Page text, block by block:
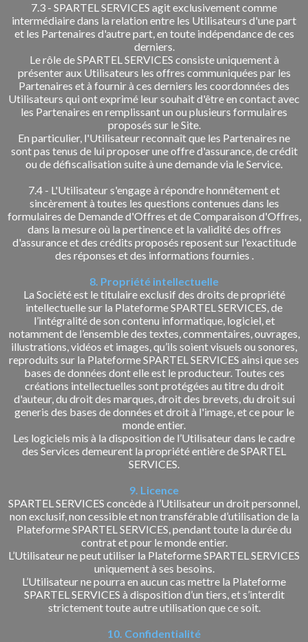
7.3 - SPARTEL SERVICES agit exclusivement comme
intermédiaire dans la relation entre les Utilisateurs d'une part
et les Partenaires d'autre part, en toute indépendance de ces
derniers.
Le rôle de SPARTEL SERVICES consiste uniquement à
présenter aux Utilisateurs les offres communiquées par les
Partenaires et à fournir à ces derniers les coordonnées des
Utilisateurs qui ont exprimé leur souhait d'être en contact avec
les Partenaires en remplissant un ou plusieurs formulaires
proposés sur le Site.
En particulier, l'Utilisateur reconnaît que les Partenaires ne
sont pas tenus de lui proposer une offre d'assurance, de crédit
ou de défiscalisation suite à une demande via le Service.
7.4 - L'Utilisateur s'engage à répondre honnêtement et
sincèrement à toutes les questions contenues dans les
formulaires de Demande d'Offres et de Comparaison d'Offres,
dans la mesure où la pertinence et la validité des offres
d'assurance et des crédits proposés reposent sur l'exactitude
des réponses et des informations fournies .
8. Propriété intellectuelle
La Société est le titulaire exclusif des droits de propriété
intellectuelle sur la Plateforme SPARTEL SERVICES, de
l’intégralité de son contenu informatique, logiciel, et
notamment de l’ensemble des textes, commentaires, ouvrages,
illustrations, vidéos et images, qu’ils soient visuels ou sonores,
reproduits sur la Plateforme SPARTEL SERVICES ainsi que ses
bases de données dont elle est le producteur. Toutes ces
créations intellectuelles sont protégées au titre du droit
d'auteur, du droit des marques, droit des brevets, du droit sui
generis des bases de données et droit à l'image, et ce pour le
monde entier.
Les logiciels mis à la disposition de l’Utilisateur dans le cadre
des Services demeurent la propriété entière de SPARTEL
SERVICES.
9. Licence
SPARTEL SERVICES concède à l’Utilisateur un droit personnel,
non exclusif, non cessible et non transférable d’utilisation de la
Plateforme SPARTEL SERVICES, pendant toute la durée du
contrat et pour le monde entier.
L’Utilisateur ne peut utiliser la Plateforme SPARTEL SERVICES
uniquement à ses besoins.
L’Utilisateur ne pourra en aucun cas mettre la Plateforme
SPARTEL SERVICES à disposition d’un tiers, et s’interdit
strictement toute autre utilisation que ce soit.
10. Confidentialité